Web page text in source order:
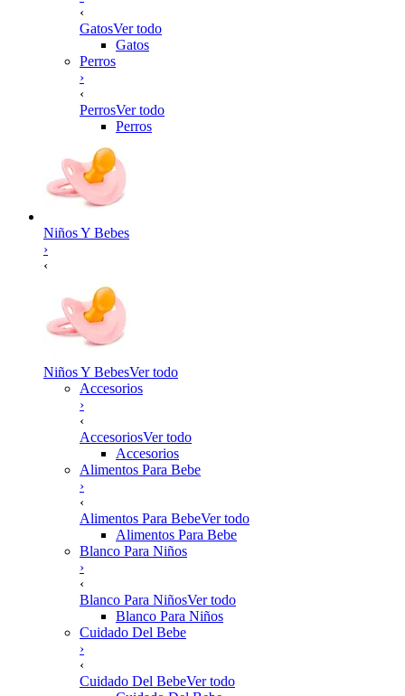
‹
GatosVer todo
Gatos
Perros
›
‹
PerrosVer todo
Perros
Niños Y Bebes
›
‹
Niños Y BebesVer todo
Accesorios
›
‹
AccesoriosVer todo
Accesorios
Alimentos Para Bebe
›
‹
Alimentos Para BebeVer todo
Alimentos Para Bebe
Blanco Para Niños
›
‹
Blanco Para NiñosVer todo
Blanco Para Niños
Cuidado Del Bebe
›
‹
Cuidado Del BebeVer todo